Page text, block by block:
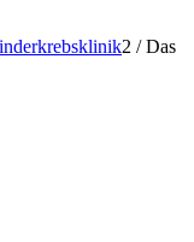
2 / Das